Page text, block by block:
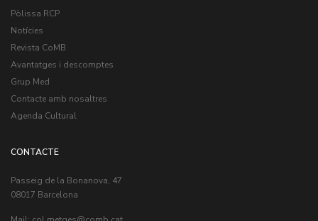
Pòlissa RCP
Notícies
Revista CoMB
Avantatges i descomptes
Grup Med
Contacte amb nosaltres
Agenda Cultural
CONTACTE
Passeig de la Bonanova, 47
08017 Barcelona